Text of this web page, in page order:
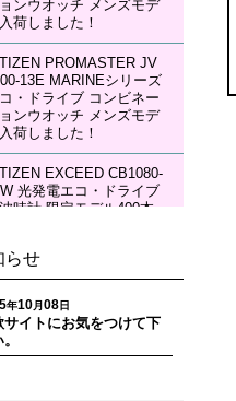
LUKIA HEA003J LU
Grow with DAICHI MIU
Limited Edition レディー
デル 入荷しました！
LUKIA HEA004J LU
Grow with DAICHI MIU
Limited Edition メカニカ
ォッチ レディースモデ
入荷しました！
ンウオッチ メンズモデ
荷しました！
PROMASTER JV
13E MARINEシリーズ
・ドライブ コンビネー
ンウオッチ メンズモデ
荷しました！
EXCEED CB1080-
光発電エコ・ドライブ
時計 限定モデル400本
EXCEED EC1120-
光発電エコ・ドライブ
時計 限定モデル400本
モデル レディースモデ
入荷しました！
らせ
年10月 08日
サイトにお気をつけて下